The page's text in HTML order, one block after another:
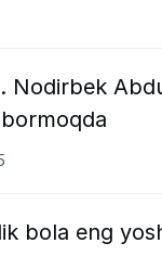
Nodirbek
bola eng